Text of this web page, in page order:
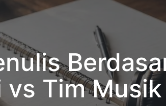
vs Tim Musik